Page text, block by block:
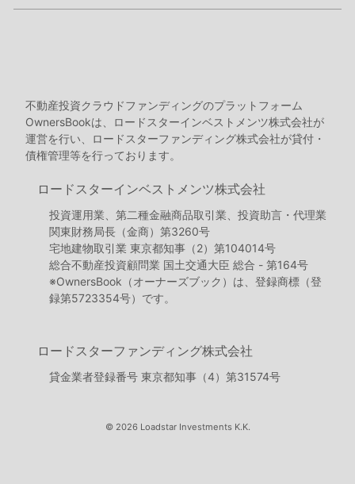
不動産投資クラウドファンディングのプラットフォーム
OwnersBookは、ロードスターインベストメンツ株式会社が
運営を行い、ロードスターファンディング株式会社が貸付・
債権管理等を行っております。
ロードスターインベストメンツ株式会社
投資運用業、第二種金融商品取引業、投資助言・代理業
関東財務局長（金商）第3260号
宅地建物取引業 東京都知事（2）第104014号
総合不動産投資顧問業 国土交通大臣 総合 - 第164号
※OwnersBook（オーナーズブック）は、登録商標（登
録第5723354号）です。
ロードスターファンディング株式会社
貸金業者登録番号 東京都知事（4）第31574号
© 2026 Loadstar Investments K.K.